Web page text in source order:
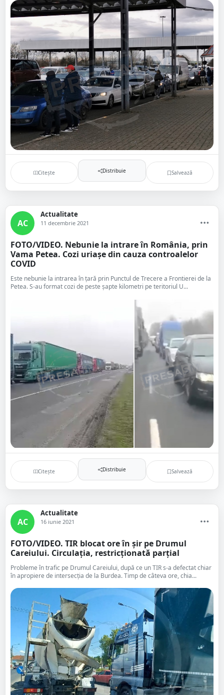
Citește Distribuie Salvează
AC
Actualitate
11 decembrie 2021
FOTO/VIDEO. Nebunie la intrare în România, prin
Vama Petea. Cozi uriașe din cauza controalelor
COVID
Este nebunie la intrarea în țară prin Punctul de Trecere a Frontierei de la
Petea. S-au format cozi de peste șapte kilometri pe teritoriul U...
Citește Distribuie Salvează
AC
Actualitate
16 iunie 2021
FOTO/VIDEO. TIR blocat ore în șir pe Drumul
Careiului. Circulația, restricționată parțial
Probleme în trafic pe Drumul Careiului, după ce un TIR s-a defectat chiar
în apropiere de intersecția de la Burdea. Timp de câteva ore, chia...